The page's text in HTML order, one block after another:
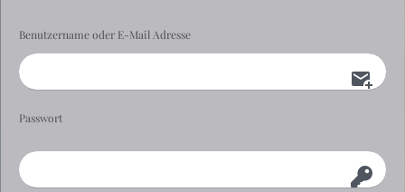
Benutzername oder E-Mail Adresse
Passwort